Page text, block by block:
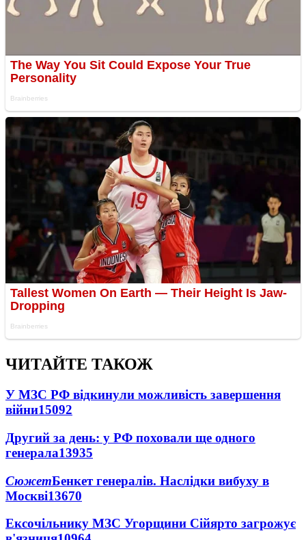
ЧИТАЙТЕ ТАКОЖ
У МЗС РФ відкинули можливість завершення
війни15092
Другий за день: у РФ поховали ще одного
генерала13935
СюжетБенкет генералів. Наслідки вибуху в
Москві13670
Ексочільнику МЗС Угорщини Сійярто загрожує